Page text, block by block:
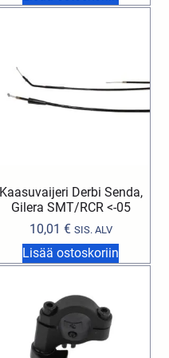
Kaasuvaijeri Derbi Senda,
Gilera SMT/RCR <-05
10,01 € SIS. ALV
Lisää ostoskoriin